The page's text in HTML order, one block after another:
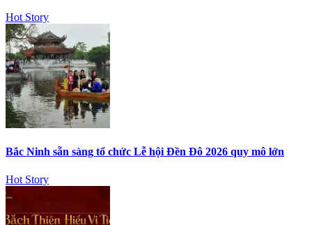
Hot Story
Bắc Ninh sẵn sàng tổ chức Lễ hội Đền Đô 2026 quy mô lớn
Hot Story